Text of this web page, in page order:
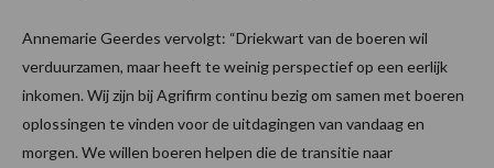
Annemarie Geerdes vervolgt: “Driekwart van de boeren wil
verduurzamen, maar heeft te weinig perspectief op een eerlijk
inkomen. Wij zijn bij Agrifirm continu bezig om samen met boeren
oplossingen te vinden voor de uitdagingen van vandaag en
morgen. We willen boeren helpen die de transitie naar